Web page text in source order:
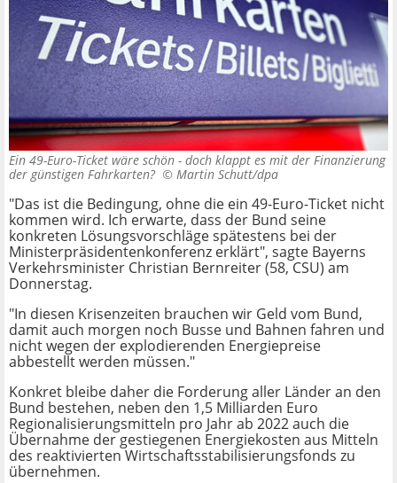
Ein 49-Euro-Ticket wäre schön - doch klappt es mit der Finanzierung
der günstigen Fahrkarten? © Martin Schutt/dpa
"Das ist die Bedingung, ohne die ein 49-Euro-Ticket nicht
kommen wird. Ich erwarte, dass der Bund seine
konkreten Lösungsvorschläge spätestens bei der
Ministerpräsidentenkonferenz erklärt", sagte Bayerns
Verkehrsminister Christian Bernreiter (58, CSU) am
Donnerstag.
"In diesen Krisenzeiten brauchen wir Geld vom Bund,
damit auch morgen noch Busse und Bahnen fahren und
nicht wegen der explodierenden Energiepreise
abbestellt werden müssen."
Konkret bleibe daher die Forderung aller Länder an den
Bund bestehen, neben den 1,5 Milliarden Euro
Regionalisierungsmitteln pro Jahr ab 2022 auch die
Übernahme der gestiegenen Energiekosten aus Mitteln
des reaktivierten Wirtschaftsstabilisierungsfonds zu
übernehmen.